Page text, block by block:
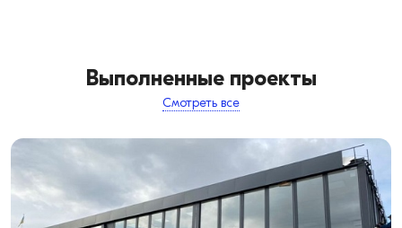
Выполненные проекты
Смотреть все